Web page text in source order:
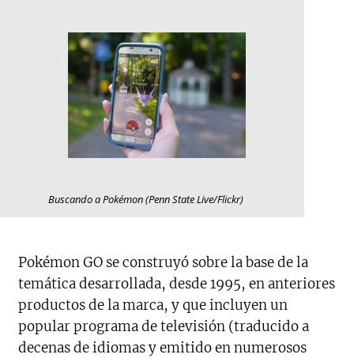
Buscando a Pokémon (Penn State Live/Flickr)
Pokémon GO se construyó sobre la base de la
temática desarrollada, desde 1995, en anteriores
productos de la marca, y que incluyen un
popular programa de televisión (traducido a
decenas de idiomas y emitido en numerosos